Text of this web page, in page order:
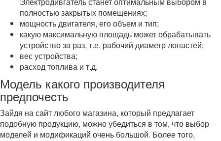
полностью закрытых помещениях;
мощность двигателя, его объем и тип;
какую максимальную площадь может обрабатывать
устройство за раз, т.е. рабочий диаметр лопастей;
вес устройства;
расход топлива и т.д.
Модель какого производителя
предпочесть
Зайдя на сайт любого магазина, который предлагает
подобную продукцию, можно убедиться в том, что выбор
моделей и модификаций очень большой. Более того,